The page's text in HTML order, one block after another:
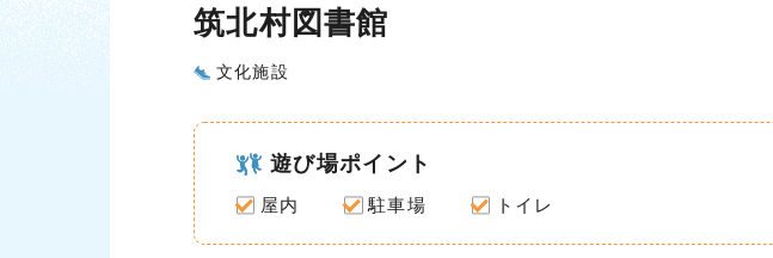
筑北村図書館
文化施設
遊び場ポイント
屋内 駐車場 トイレ